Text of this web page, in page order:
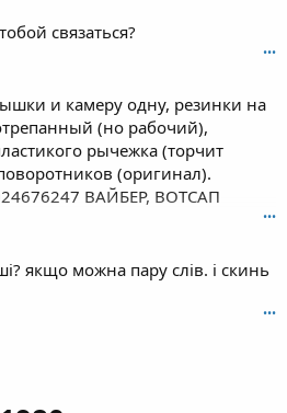
связаться?
•••
и камеру одну, резинки на
(но рабочий),
рычежка (торчит
(оригинал).
ВАЙБЕР, ВОТСАП
•••
якщо можна пару слів. і скинь
•••